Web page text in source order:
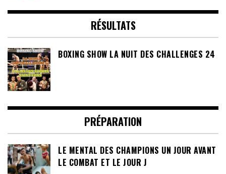
RÉSULTATS
BOXING SHOW LA NUIT DES CHALLENGES 24
PRÉPARATION
LE MENTAL DES CHAMPIONS UN JOUR AVANT
LE COMBAT ET LE JOUR J